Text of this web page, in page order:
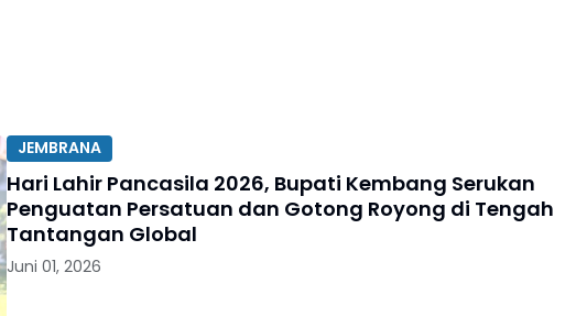
JEMBRANA
Hari Lahir Pancasila 2026, Bupati Kembang Serukan
Penguatan Persatuan dan Gotong Royong di Tengah
Tantangan Global
Juni 01, 2026